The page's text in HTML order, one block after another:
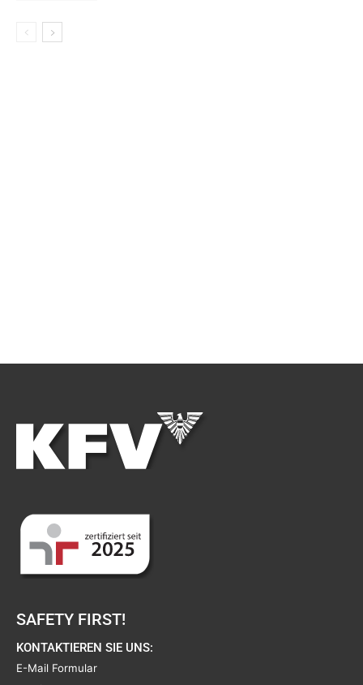
SAFETY FIRST!
KONTAKTIEREN SIE UNS:
E-Mail Formular